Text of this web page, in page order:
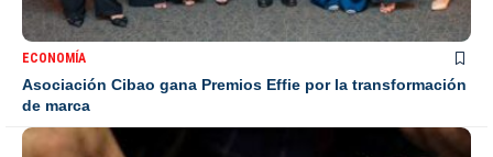
ECONOMÍA
Asociación Cibao gana Premios Effie por la transformación
de marca